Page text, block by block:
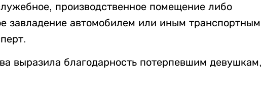
производственное помещение либо
завладение автомобилем или иным транспортным
выразила благодарность потерпевшим девушкам,